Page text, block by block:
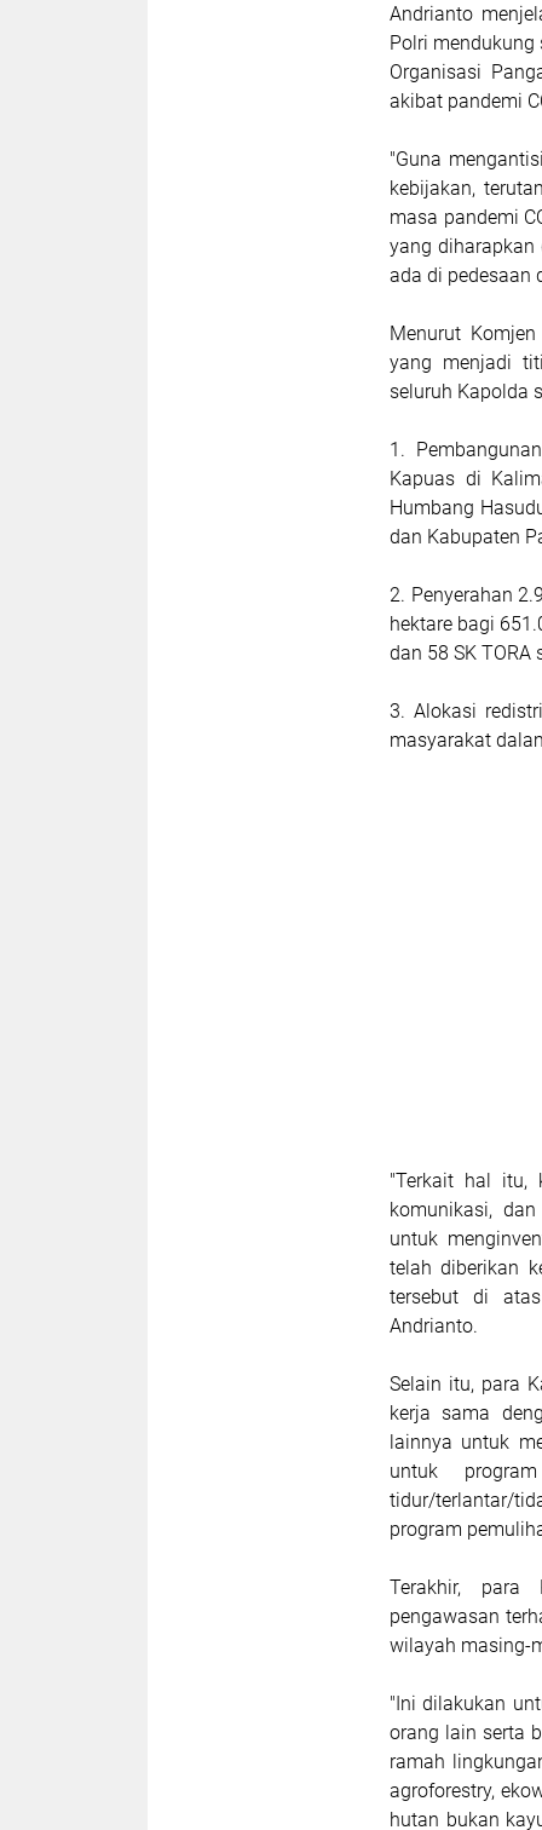
Andrianto
Polri
Organisasi
akibat pandemi
"Guna
kebijakan,
masa pandemi
yang diharapkan
ada di pedesaan
Menurut
yang menjadi
seluruh Kapolda
1.
Kapuas di
Humbang
dan Kabupaten
2. Penyerahan
hektare bagi
dan 58 SK TORA
3. Alokasi
masyarakat
"Terkait hal itu,
komunikasi,
untuk
telah diberikan
tersebut di
Andrianto.
Selain itu, para
kerja sama
lainnya untuk
untuk
tidur/terlantar/
program
Terakhir, para
pengawasan
wilayah masing-
"Ini dilakukan
orang lain serta
ramah
agroforestry,
hutan bukan